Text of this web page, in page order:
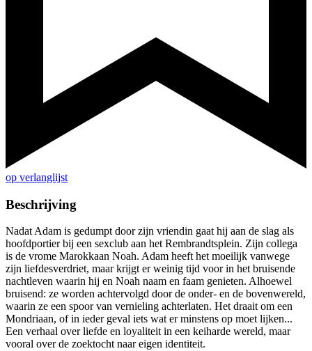
op verlanglijst
Beschrijving
Nadat Adam is gedumpt door zijn vriendin gaat hij aan de slag als
hoofdportier bij een sexclub aan het Rembrandtsplein. Zijn collega
is de vrome Marokkaan Noah. Adam heeft het moeilijk vanwege
zijn liefdesverdriet, maar krijgt er weinig tijd voor in het bruisende
nachtleven waarin hij en Noah naam en faam genieten. Alhoewel
bruisend: ze worden achtervolgd door de onder- en de bovenwereld,
waarin ze een spoor van vernieling achterlaten. Het draait om een
Mondriaan, of in ieder geval iets wat er minstens op moet lijken...
Een verhaal over liefde en loyaliteit in een keiharde wereld, maar
vooral over de zoektocht naar eigen identiteit.